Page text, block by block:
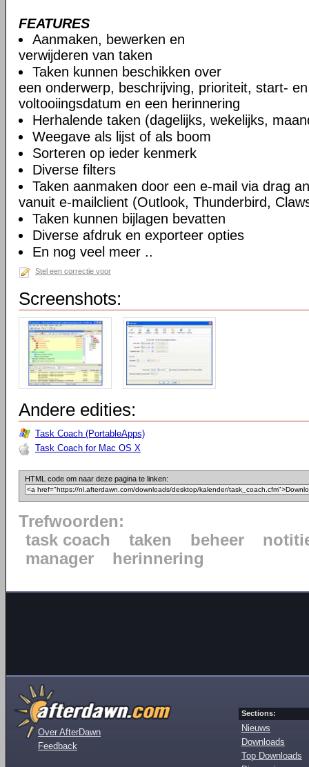
FEATURES
Aanmaken, bewerken en
verwijderen van taken
Taken kunnen beschikken over
een onderwerp, beschrijving, prioriteit, start-
voltooiingsdatum en een herinnering
Herhalende taken (dagelijks, wekelijks,
Weegave als lijst of als boom
Sorteren op ieder kenmerk
Diverse filters
Taken aanmaken door een e-mail via drag
vanuit e-mailclient (Outlook, Thunderbird,
Taken kunnen bijlagen bevatten
Diverse afdruk en exporteer opties
En nog veel meer ..
Stel een correctie voor
Screenshots:
Andere edities:
Task Coach (PortableApps)
Task Coach for Mac OS X
HTML code om naar deze pagina te linken:
Trefwoorden:
task coach
taken beheer
manager
herinnering
Over AfterDawn
Feedback
Sections:
Nieuws
Downloads
Top Downloads